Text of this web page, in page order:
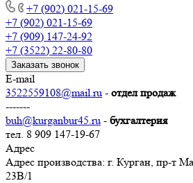
+7 (902) 021-15-69
+7 (902) 021-15-69
+7 (909) 147-24-92
+7 (3522) 22-80-80
Заказать звонок
E-mail
3522559108@mail.ru - отдел продаж
-------
buh@kurganbur45.ru - бухгалтерия
тел. 8 909 147-19-67
Адрес
Адрес производства: г. Курган, пр-т
23В/1